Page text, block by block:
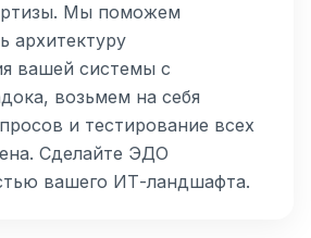
Мы поможем
архитектуру
вашей системы с
возьмем на себя
и тестирование всех
Сделайте ЭДО
вашего ИТ-ландшафта.